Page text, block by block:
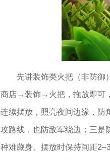
先讲装饰类火把（非防御
商店→装饰→火把，拖放即可
连续摆放，照亮夜间边缘，防
攻路线，也防敌军绕边；三是
种难藏身。摆放时保持间距